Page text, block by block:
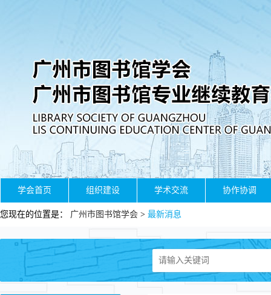
学会首页 组织建设 学术交流 协作协调
您现在的位置是： 广州市图书馆学会 > 最新消息